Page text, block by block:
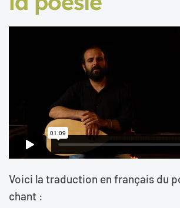
Voici la traduction en français du
chant :